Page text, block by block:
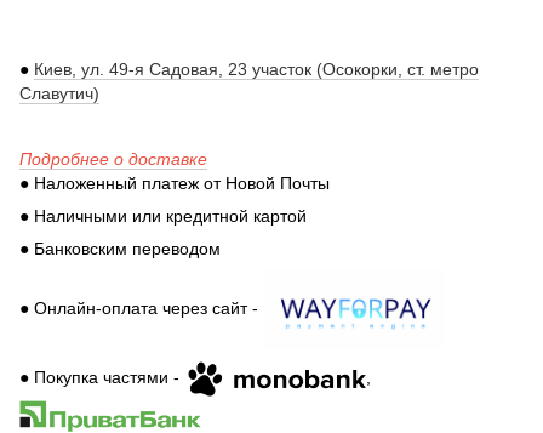
● Киев, ул. 49-я Садовая, 23 участок (Осокорки, ст. метро
Славутич)
Подробнее о доставке
● Наложенный платеж от Новой Почты
● Наличными или кредитной картой
● Банковским переводом
● Онлайн-оплата через сайт -
● Покупка частями - ,